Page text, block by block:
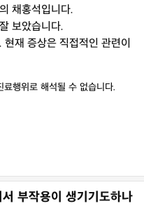
채홍석입니다.
보았습니다.
재 증상은 직접적인 관련이
행위로 해석될 수 없습니다.
부작용이 생기기도하나